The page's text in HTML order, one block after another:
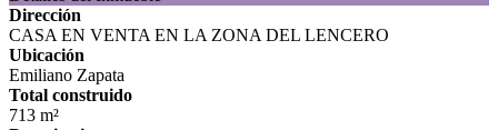
Dirección
CASA EN VENTA EN LA ZONA DEL LENCERO
Ubicación
Emiliano Zapata
Total construido
713 m²